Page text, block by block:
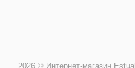
2026 © Интернет-магазин Estual